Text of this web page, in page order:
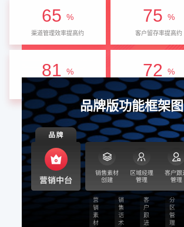
65 %
渠道管理效率提高约
75 %
客户留存率提高约
81 %
客户转化率提高约
72 %
转化周期缩短
品牌版功能框架图